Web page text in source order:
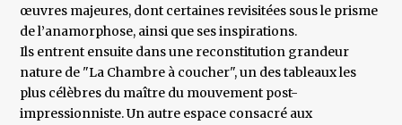
œuvres majeures, dont certaines revisitées sous le prisme
de l’anamorphose, ainsi que ses inspirations.
Ils entrent ensuite dans une reconstitution grandeur
nature de "La Chambre à coucher", un des tableaux les
plus célèbres du maître du mouvement post-
impressionniste. Un autre espace consacré aux